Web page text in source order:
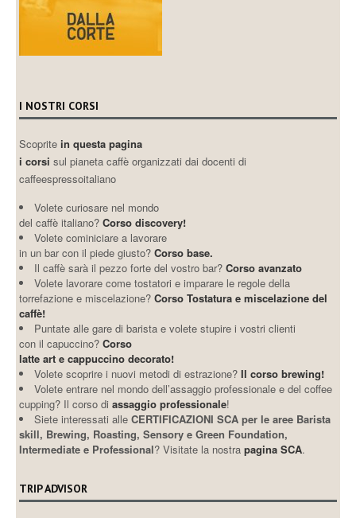
I NOSTRI CORSI
Scopritein questa pagina
i corsi sul pianeta caffè organizzati dai docenti di
caffeespressoitaliano
Volete curiosare nel mondo
del caffè italiano? Corso discovery!
Volete cominiciare a lavorare
in un bar con il piede giusto? Corso base.
Il caffè sarà il pezzo forte del vostro bar?Corso avanzato
Volete lavorare come tostatori e imparare le regole della
torrefazione e miscelazione?Corso Tostatura e miscelazione del
caffè!
Puntate alle gare di barista e volete stupire i vostri clienti
con il capuccino?Corso
latte art e cappuccino decorato!
Volete scoprire i nuovi metodi di estrazione?Il corso brewing!
Volete entrare nel mondo dell’assaggio professionale e del coffee
cupping? Il corso diassaggio professionale!
Siete interessati alleCERTIFICAZIONI SCA per le aree Barista
skill, Brewing, Roasting, Sensory e Green Foundation,
Intermediate e Professional? Visitate la nostrapagina SCA.
TRIP ADVISOR